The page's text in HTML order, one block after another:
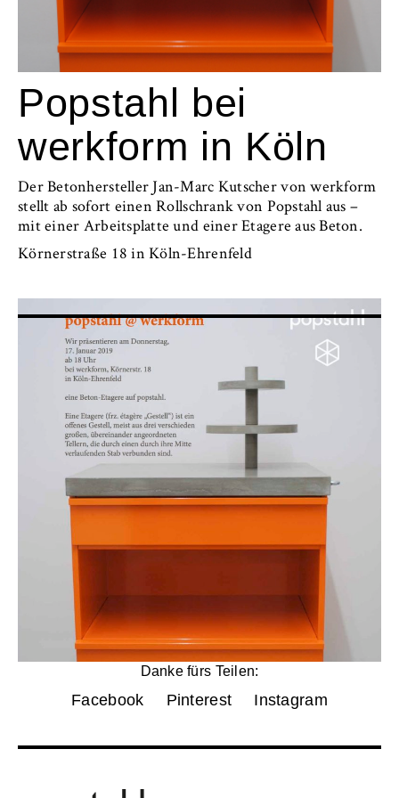
Popstahl bei
werkform in Köln
Der Betonhersteller Jan-Marc Kutscher von werkform
stellt ab sofort einen Rollschrank von Popstahl aus –
mit einer Arbeitsplatte und einer Etagere aus Beton.
Körnerstraße 18 in Köln-Ehrenfeld
Danke fürs Teilen:
Facebook Pinterest Instagram